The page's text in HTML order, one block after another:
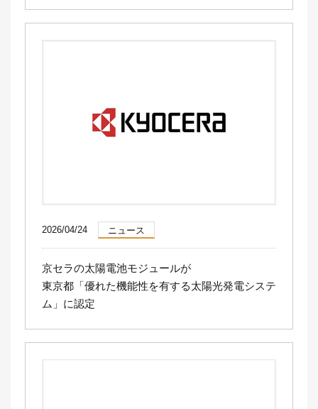
2026/04/24 ニュース
京セラの太陽電池モジュールが
東京都「優れた機能性を有する太陽光発電システ
ム」に認定